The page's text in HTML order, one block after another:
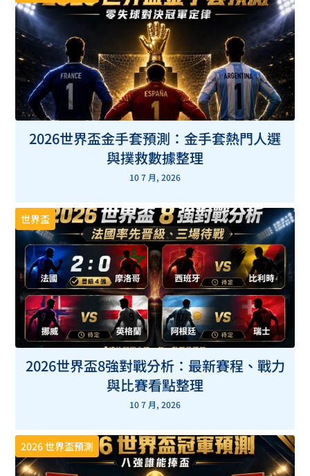
2026世界盃金手套預測：金手套熱門人選
與撲救數據整理
10 7 月, 2026
世界盃
2026世界盃8強對戰分析：最新賽程、戰力
與比賽看點整理
10 7 月, 2026
2026 世界盃預測